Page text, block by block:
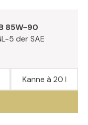
85W-90
5 der SAE
Kanne à 20 l